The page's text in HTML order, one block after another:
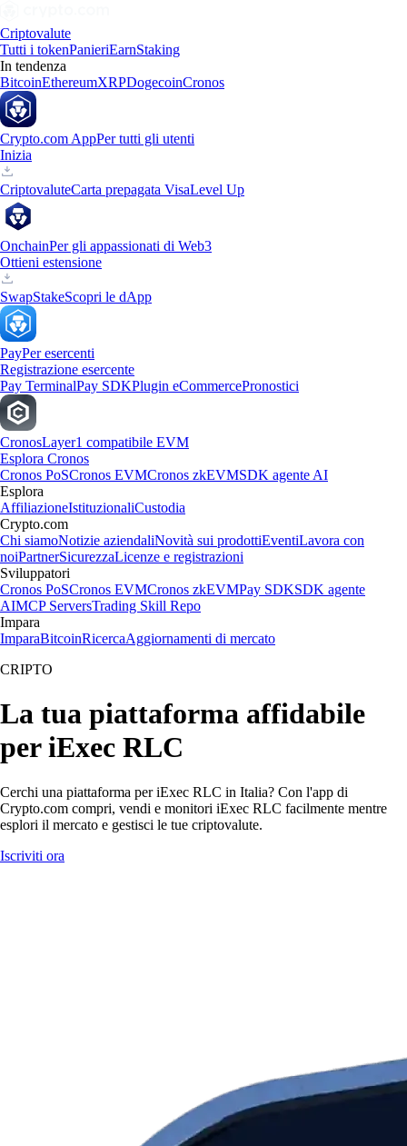
Criptovalute
Tutti i tokenPanieriEarnStaking
In tendenza
BitcoinEthereumXRPDogecoinCronos
Crypto.com AppPer tutti gli utenti
Inizia
CriptovaluteCarta prepagata VisaLevel Up
OnchainPer gli appassionati di Web3
Ottieni estensione
SwapStakeScopri le dApp
PayPer esercenti
Registrazione esercente
Pay TerminalPay SDKPlugin eCommercePronostici
CronosLayer1 compatibile EVM
Esplora Cronos
Cronos PoSCronos EVMCronos zkEVMSDK agente AI
Esplora
AffiliazioneIstituzionaliCustodia
Crypto.com
Chi siamoNotizie aziendaliNovità sui prodottiEventiLavora con
noiPartnerSicurezzaLicenze e registrazioni
Sviluppatori
Cronos PoSCronos EVMCronos zkEVMPay SDKSDK agente
AIMCP ServersTrading Skill Repo
Impara
ImparaBitcoinRicercaAggiornamenti di mercato
CRIPTO
La tua piattaforma affidabile
per iExec RLC
Cerchi una piattaforma per iExec RLC in Italia? Con l'app di
Crypto.com compri, vendi e monitori iExec RLC facilmente mentre
esplori il mercato e gestisci le tue criptovalute.
Iscriviti ora